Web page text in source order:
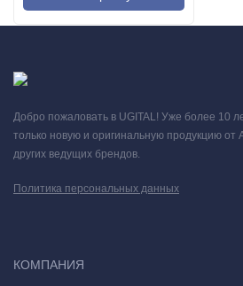
Добро пожаловать в UGITAL! Уже более 10
только новую и оригинальную продукцию от
других ведущих брендов.
Политика персональных данных
КОМПАНИЯ